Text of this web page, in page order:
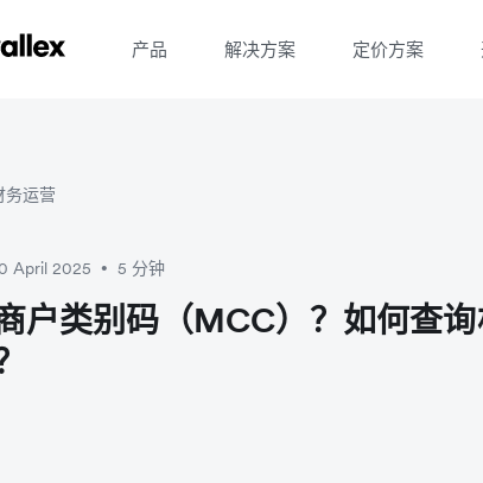
产品 解决方案 定价方案
务运营
April 2025 • 5 分钟
户类别码（MCC）？如何查询
微信扫一
微信扫一